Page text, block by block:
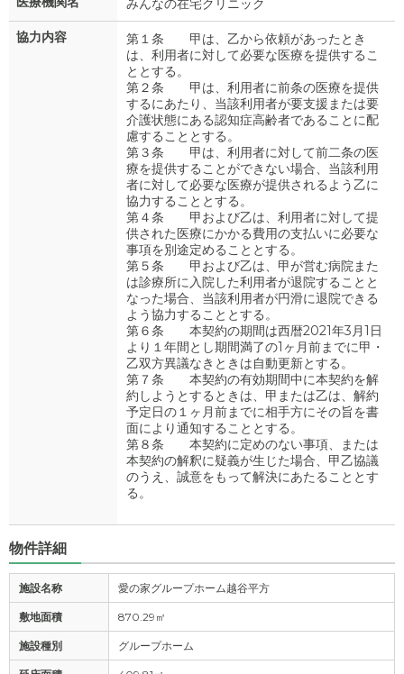
みんなの在宅クリニック
協力内容
第１条 甲は、乙から依頼があったとき
は、利用者に対して必要な医療を提供するこ
ととする。
第２条 甲は、利用者に前条の医療を提供
するにあたり、当該利用者が要支援または要
介護状態にある認知症高齢者であることに配
慮することとする。
第３条 甲は、利用者に対して前二条の医
療を提供することができない場合、当該利用
者に対して必要な医療が提供されるよう乙に
協力することとする。
第４条 甲および乙は、利用者に対して提
供された医療にかかる費用の支払いに必要な
事項を別途定めることとする。
第５条 甲および乙は、甲が営む病院また
は診療所に入院した利用者が退院することと
なった場合、当該利用者が円滑に退院できる
よう協力することとする。
第６条 本契約の期間は西暦2021年3月1日
より１年間とし期間満了の1ヶ月前までに甲・
乙双方異議なきときは自動更新とする。
第７条 本契約の有効期間中に本契約を解
約しようとするときは、甲または乙は、解約
予定日の１ヶ月前までに相手方にその旨を書
面により通知することとする。
第８条 本契約に定めのない事項、または
本契約の解釈に疑義が生じた場合、甲乙協議
のうえ、誠意をもって解決にあたることとす
る。
物件詳細
施設名称 愛の家グループホーム越谷平方
敷地面積 870.29㎡
施設種別 グループホーム